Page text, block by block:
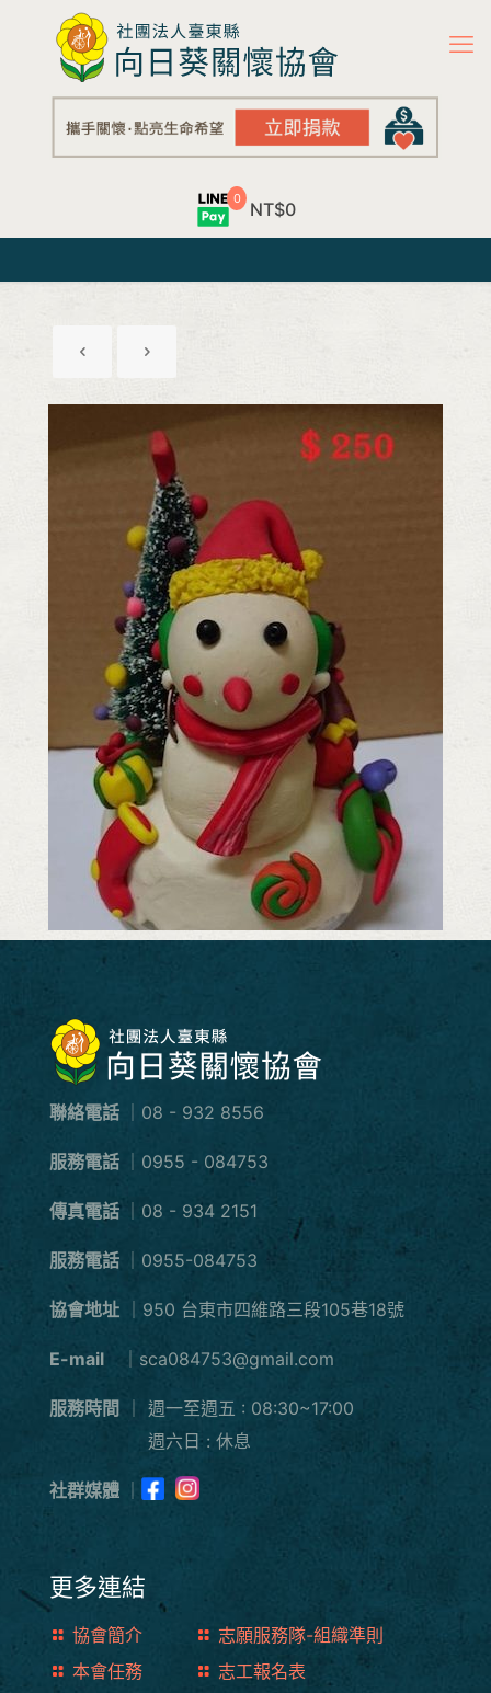
0 NT$0
聯絡電話 ｜08 - 932 8556
服務電話 ｜0955 - 084753
傳真電話 ｜08 - 934 2151
服務電話 ｜0955-084753
協會地址 ｜950 台東市四維路三段105巷18號
E-mail ｜sca084753@gmail.com
服務時間
週一至週五 : 08:30~17:00
週六日 : 休息
社群媒體
更多連結
協會簡介
志願服務隊-組織準則
本會任務
志工報名表